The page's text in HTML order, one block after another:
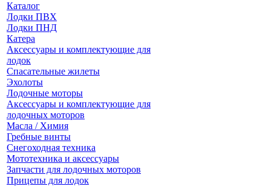
Каталог
Лодки ПВХ
Лодки ПНД
Катера
Аксессуары и комплектующие для
лодок
Спасательные жилеты
Эхолоты
Лодочные моторы
Аксессуары и комплектующие для
лодочных моторов
Масла / Химия
Гребные винты
Снегоходная техника
Мототехника и аксессуары
Запчасти для лодочных моторов
Прицепы для лодок